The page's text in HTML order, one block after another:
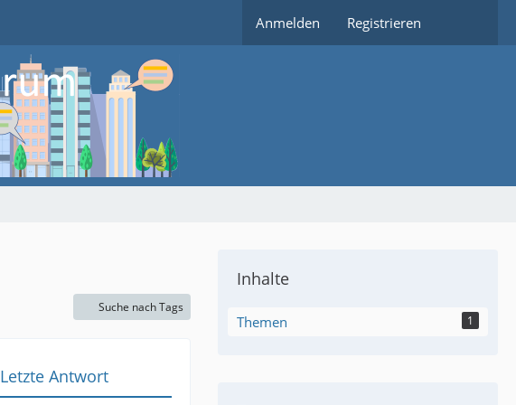
Anmelden Registrieren
Suche nach Tags
Letzte Antwort
Inhalte
Themen 1